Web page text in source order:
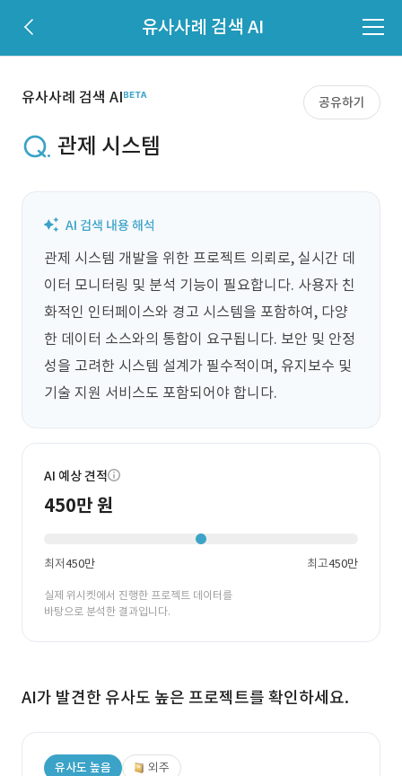
유사사례 검색 AI
유사사례 검색 AI 공유하기
관제 시스템
관제 시스템 개발을 위한 프로젝트 의뢰로, 실시간 데
이터 모니터링 및 분석 기능이 필요합니다. 사용자 친
화적인 인터페이스와 경고 시스템을 포함하여, 다양
한 데이터 소스와의 통합이 요구됩니다. 보안 및 안정
성을 고려한 시스템 설계가 필수적이며, 유지보수 및
기술 지원 서비스도 포함되어야 합니다.
AI 예상 견적
450만 원
최저450만 최고450만
실제 위시켓에서 진행한 프로젝트 데이터를
바탕으로 분석한 결과입니다.
AI가 발견한 유사도 높은 프로젝트를 확인하세요.
유사도 높음 외주